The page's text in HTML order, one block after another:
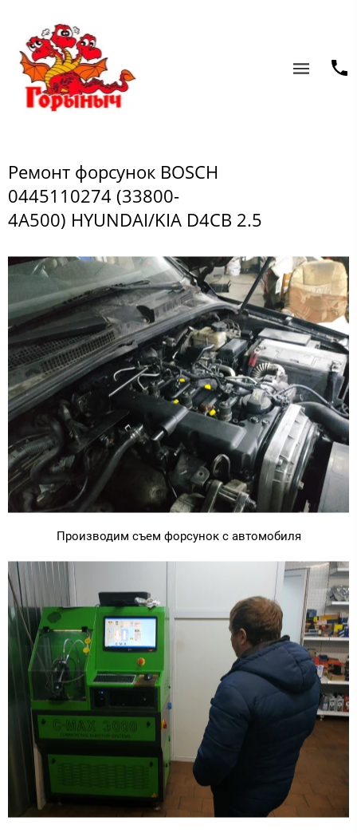
Ремонт форсунок BOSCH
0445110274 (33800-
4A500) HYUNDAI/KIA D4CB 2.5
Производим съем форсунок с автомобиля